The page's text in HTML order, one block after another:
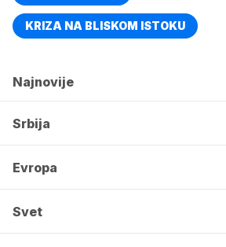
KRIZA NA BLISKOM ISTOKU
Najnovije
Srbija
Evropa
Svet
Naslovna Evropa
Rojters:
Evropu